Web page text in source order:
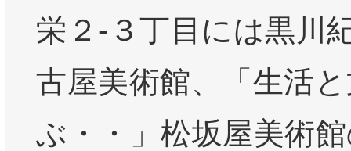
栄２-３丁目には黒川
古屋美術館、「生活
ぶ・・」松坂屋美術